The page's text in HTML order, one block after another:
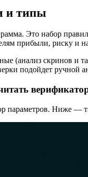
и типы
Это набор
прибыли, риску и
(анализ скринов и
подойдет ручной
параметров. Ниже